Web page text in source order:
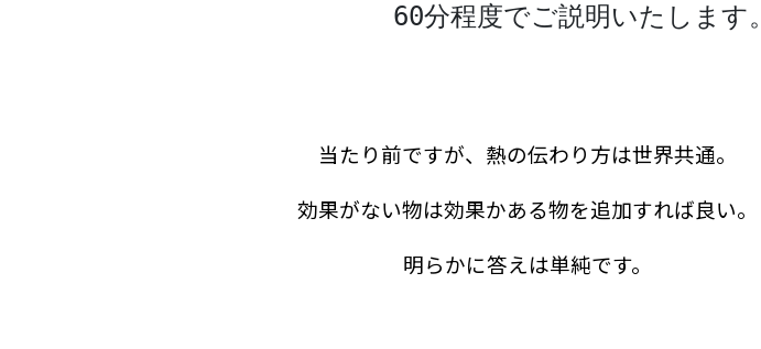
60分程度でご説明いたします。
当たり前ですが、熱の伝わり方は世界共通。
効果がない物は効果かある物を追加すれば良い。
明らかに答えは単純です。